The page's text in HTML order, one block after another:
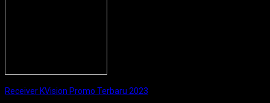
Receiver KVision Promo Terbaru 2023